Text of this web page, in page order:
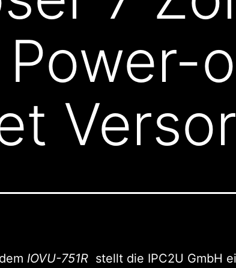
IOVU-751R stellt die IPC2U GmbH